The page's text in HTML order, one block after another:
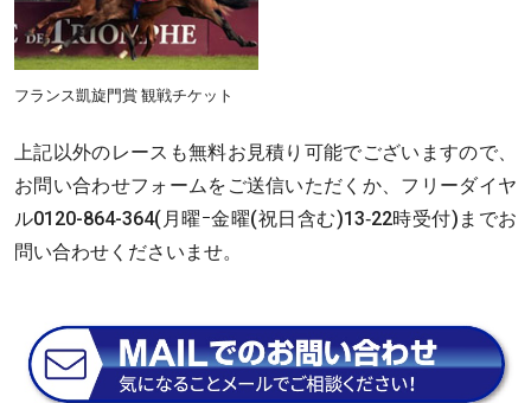
フランス凱旋門賞 観戦チケット
上記以外のレースも無料お見積り可能でございますので、
お問い合わせフォームをご送信いただくか、フリーダイヤ
ル0120-864-364(月曜ｰ金曜(祝日含む)13‐22時受付)までお
問い合わせくださいませ。